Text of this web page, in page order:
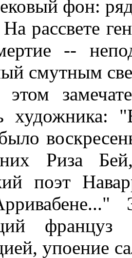
фон:
рассвете
--
смутным
художника:
Риза
поэт
француз
упоение